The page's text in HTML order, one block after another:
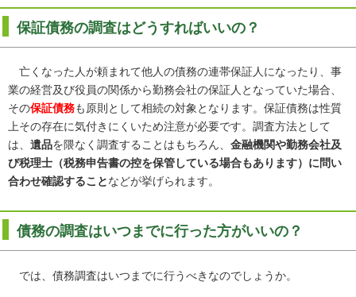
保証債務の調査はどうすればいいの？
亡くなった人が頼まれて他人の債務の連帯保証人になったり、事
業の経営及び役員の関係から勤務会社の保証人となっていた場合、
その保証債務も原則として相続の対象となります。保証債務は性質
上その存在に気付きにくいため注意が必要です。調査方法として
は、 遺品を隈なく調査することはもちろん、 金融機関や勤務会社及
び税理士（税務申告書の控を保管している場合もあります）に問い
合わせ確認することなどが挙げられます。
債務の調査はいつまでに行った方がいいの？
では、債務調査はいつまでに行うべきなのでしょうか。